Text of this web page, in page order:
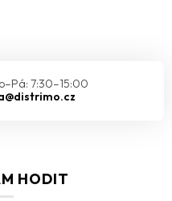
7:30–15:00
HODIT